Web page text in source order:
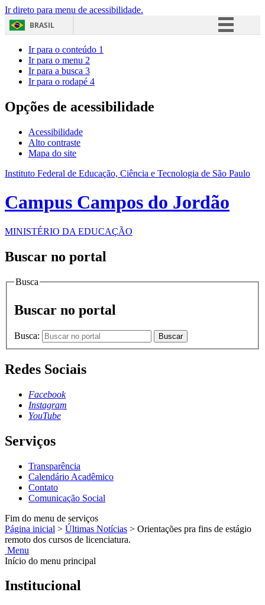
Ir direto para menu de acessibilidade.
BRASIL
Acesso à informação
Ir para o conteúdo 1
Ir para o menu 2
Ir para a busca 3
Ir para o rodapé 4
Opções de acessibilidade
Acessibilidade
Alto contraste
Mapa do site
Instituto Federal de Educação, Ciência e Tecnologia de São Paulo
Campus Campos do Jordão
MINISTÉRIO DA EDUCAÇÃO
Buscar no portal
Busca
Buscar no portal
Busca: Buscar
Redes Sociais
Facebook
Instagram
YouTube
Serviços
Transparência
Calendário Acadêmico
Contato
Comunicação Social
Fim do menu de serviços
Página inicial > Últimas Notícias > Orientações pra fins de estágio
remoto dos cursos de licenciatura.
Menu
Início do menu principal
Institucional